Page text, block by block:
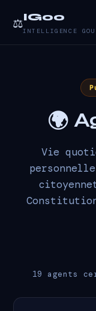
⚖️IG00
INTELLIGENCE
🌍
Vie
19 agents